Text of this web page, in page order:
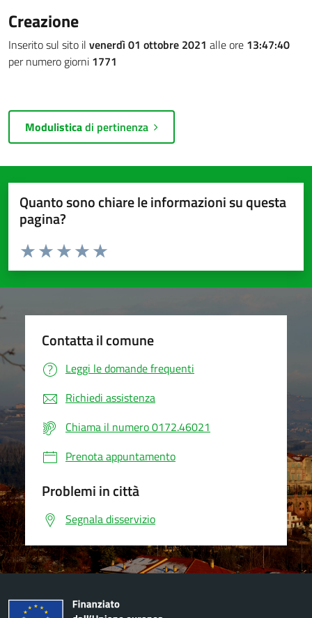
Creazione
Inserito sul sito il venerdì 01 ottobre 2021 alle ore 13:47:40
per numero giorni 1771
Modulisticadi pertinenza
Quanto sono chiare le informazioni su questa
pagina?
Valuta da 1 a 5 stelle la pagina
Valuta 5 stelle su 5
Valuta 4 stelle su 5
Valuta 3 stelle su 5
Valuta 2 stelle su 5
Valuta 1 stelle su 5
Contatta il comune
Leggi le domande frequenti
Richiedi assistenza
Chiama il numero 0172.46021
Prenota appuntamento
Problemi in città
Segnala disservizio